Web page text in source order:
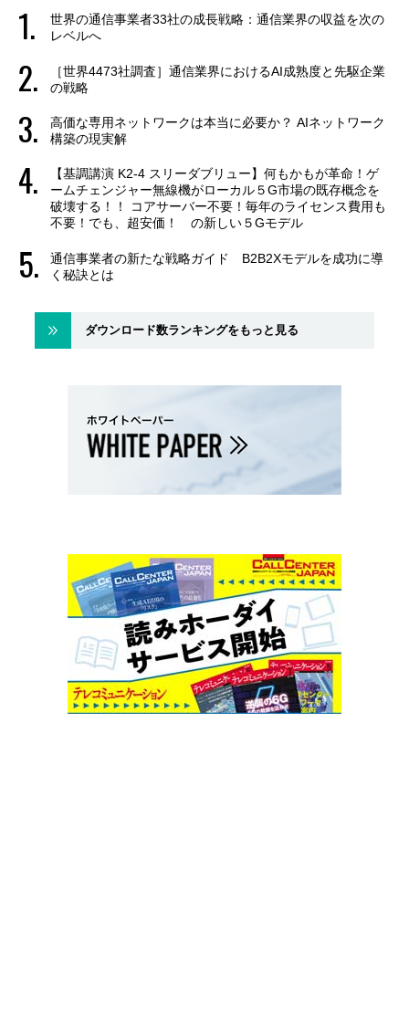
世界の通信事業者33社の成長戦略：通信業界の収益を次の
レベルへ
［世界4473社調査］通信業界におけるAI成熟度と先駆企業
の戦略
高価な専用ネットワークは本当に必要か？ AIネットワーク
構築の現実解
【基調講演 K2-4 スリーダブリュー】何もかもが革命！ゲ
ームチェンジャー無線機がローカル５G市場の既存概念を
破壊する！！ コアサーバー不要！毎年のライセンス費用も
不要！でも、超安価！ の新しい５Gモデル
通信事業者の新たな戦略ガイド B2B2Xモデルを成功に導
く秘訣とは
ダウンロード数ランキングをもっと見る